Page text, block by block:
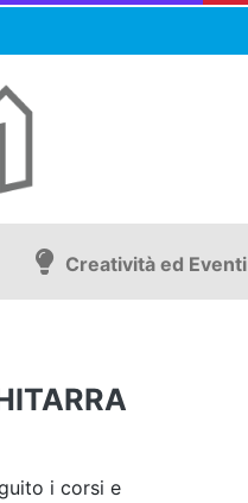
Creatività ed Eventi
i corsi e